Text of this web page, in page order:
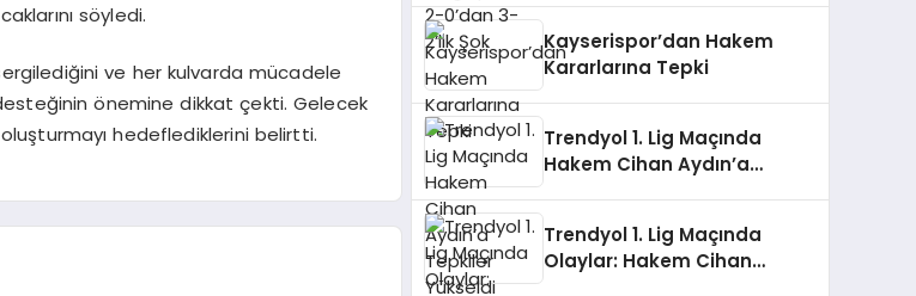
söyledi.
ve her kulvarda mücadele
önemine dikkat çekti. Gelecek
hedeflediklerini belirtti.
Kayserispor’dan Hakem
Kararlarına Tepki
Trendyol 1. Lig Maçında
Hakem Cihan Aydın’a
Trendyol 1. Lig Maçında
Olaylar: Hakem Cihan